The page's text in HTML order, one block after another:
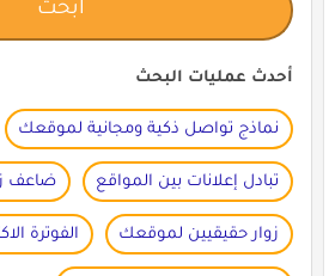
أحدث عمليات البحث
نماذج تواصل ذكية ومجانية لموقعك
تبادل إعلانات بين المواقع ضاعف
زوار حقيقيين لموقعك الفوترة